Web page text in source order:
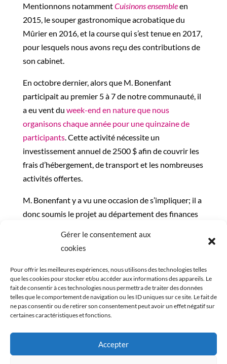
Gérer le consentement aux
cookies
Pour offrir les meilleures expériences, nous utilisons des technologies telles
que les cookies pour stocker et/ou accéder aux informations des appareils. Le
fait de consentir à ces technologies nous permettra de traiter des données
telles que le comportement de navigation ou les ID uniques sur ce site. Le fait de
ne pas consentir ou de retirer son consentement peut avoir un effet négatif sur
certaines caractéristiques et fonctions.
Accepter
Mentionnons notammentCuisinons ensembleen
2015, le souper gastronomique acrobatique du
Mûrier en 2016, et la course qui s’est tenue en 2017,
pour lesquels nous avons reçu des contributions de
son cabinet.
En octobre dernier, alors que M. Bonenfant
participait au premier 5 à 7 de notre communauté, il
aeu vent du week-end en nature que nous
organisons chaque année pour une quinzaine de
participants. Cette activité nécessiteun
investissementannuel de 2500 $ afin de couvrir les
frais d’hébergement, de transport et les nombreuses
activités offertes.
M. Bonenfant y a vu une occasion de s’impliquer; il a
donc soumis le projet au département des finances
activité en plein air.
Merci à Mallette CPA ainsi qu’à M. Léo Bonenfant,
qui démontre par là à quel point il a à cœur la
mission de notre organisme!